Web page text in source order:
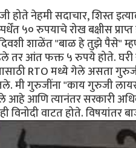
नेहमी सदाचार, शिस्त
५० रुपयाचे रोख बक्षीस
शाळेंत "बाळ हे तुझे पैसे"
तर आंत फक्त ५ रुपये होते. घरी
RTO मध्ये गेले असता
मी गुरुजींना "काय गुरुजी
आहे आणि त्यानंतर सरकारी
विनोदी वाटत होते.